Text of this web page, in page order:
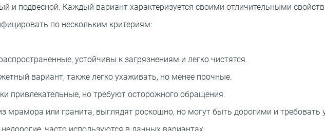
и подвесной. Каждый вариант характеризуется своими отличительными
по нескольким критериям:
устойчивы к загрязнениям и легко чистятся.
вариант, также легко ухаживать, но менее прочные.
привлекательные, но требуют осторожного обращения.
мрамора или гранита, выглядят роскошно, но могут быть дорогими и требовать